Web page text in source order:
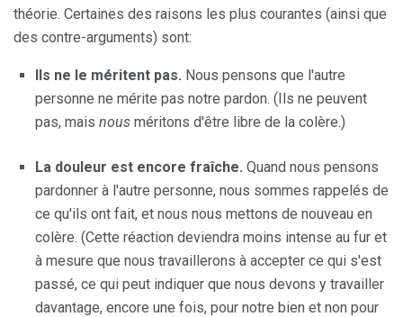
théorie. Certaines des raisons les plus courantes (ainsi que
des contre-arguments) sont:
Ils ne le méritent pas. Nous pensons que l'autre
personne ne mérite pas notre pardon. (Ils ne peuvent
pas, mais nous méritons d'être libre de la colère.)
La douleur est encore fraîche. Quand nous pensons
pardonner à l'autre personne, nous sommes rappelés de
ce qu'ils ont fait, et nous nous mettons de nouveau en
colère. (Cette réaction deviendra moins intense au fur et
à mesure que nous travaillerons à accepter ce qui s'est
passé, ce qui peut indiquer que nous devons y travailler
davantage, encore une fois, pour notre bien et non pour